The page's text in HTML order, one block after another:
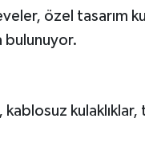
özel tasarım
bulunuyor.
kablosuz